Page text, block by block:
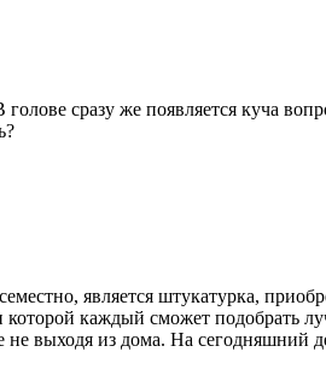
сразу же появляется куча
является штукатурка,
каждый сможет подобрать
выходя из дома. На сегодняшний